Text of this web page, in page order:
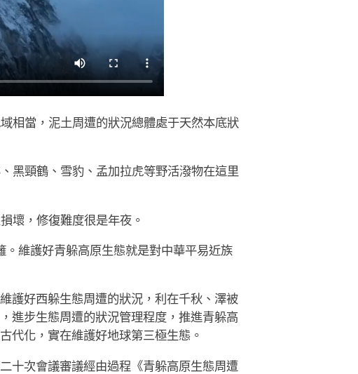
相當，泥土周遭的狀況總體處于天然本底狀
黑頸鶴、雪豹、孟加拉虎等野活潑物在這里
壞，修復難度很是年夜。
。維護好青躲高原生態就是對中華平易近族
護好西躲生態周遭的狀況，利在千秋、澤被
進步生態周遭的狀況管理程度，推進青躲高
代化，實在維護好地球第三極生態。
十次會議審議經由過程《青躲高原生態周遭